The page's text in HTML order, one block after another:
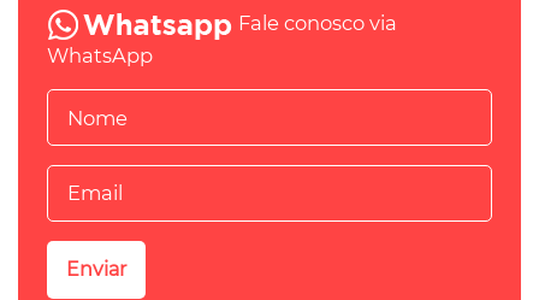
Fale conosco via
WhatsApp